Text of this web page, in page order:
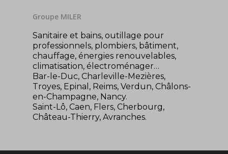
Groupe MILER
Sanitaire et bains, outillage pour
professionnels, plombiers, bâtiment,
chauffage, énergies renouvelables,
climatisation, électroménager…
Bar-le-Duc, Charleville-Mezières,
Troyes, Epinal, Reims, Verdun, Châlons-
en-Champagne, Nancy.
Saint-Lô, Caen, Flers, Cherbourg,
Château-Thierry, Avranches.